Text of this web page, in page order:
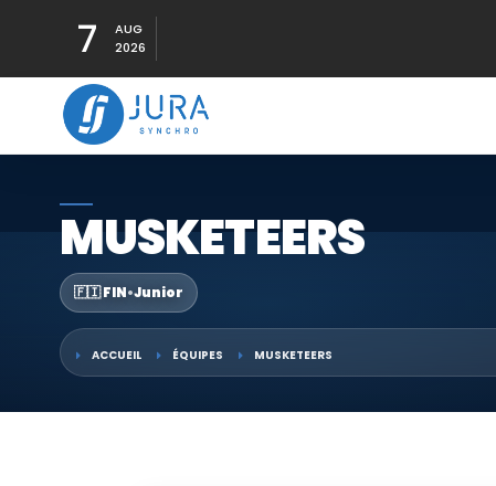
7
AUG
2026
MUSKETEERS
🇫🇮 FIN•Junior
ACCUEIL ÉQUIPES MUSKETEERS